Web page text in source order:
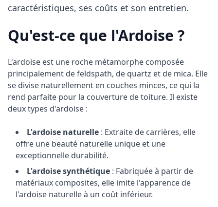
caractéristiques, ses coûts et son entretien.
Qu'est-ce que l'Ardoise ?
L'ardoise est une roche métamorphe composée
principalement de feldspath, de quartz et de mica. Elle
se divise naturellement en couches minces, ce qui la
rend parfaite pour la couverture de toiture. Il existe
deux types d'ardoise :
L'ardoise naturelle : Extraite de carrières, elle
offre une beauté naturelle unique et une
exceptionnelle durabilité.
L'ardoise synthétique : Fabriquée à partir de
matériaux composites, elle imite l'apparence de
l'ardoise naturelle à un coût inférieur.